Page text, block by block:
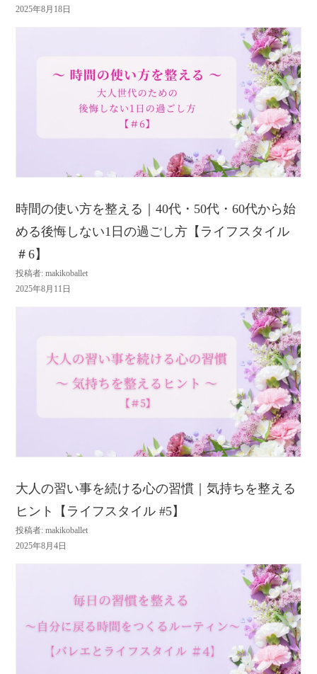
2025年8月18日
時間の使い方を整える｜40代・50代・60代から始
める後悔しない1日の過ごし方【ライフスタイル
＃6】
投稿者: makikoballet
2025年8月11日
大人の習い事を続ける心の習慣｜気持ちを整える
ヒント【ライフスタイル #5】
投稿者: makikoballet
2025年8月4日